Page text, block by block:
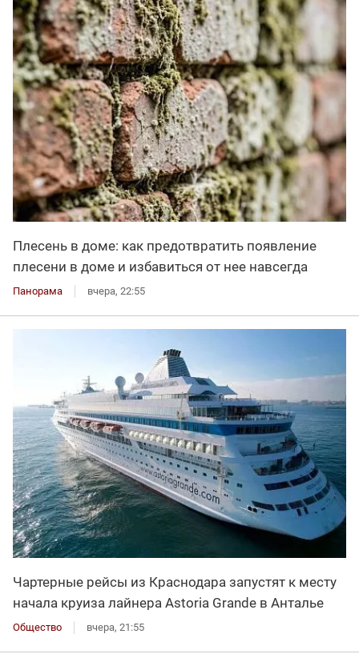
Плесень в доме: как предотвратить появление
плесени в доме и избавиться от нее навсегда
Панорама вчера, 22:55
Чартерные рейсы из Краснодара запустят к месту
начала круиза лайнера Astoria Grande в Анталье
Общество вчера, 21:55